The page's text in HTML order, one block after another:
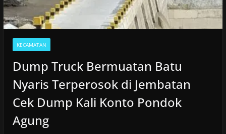
KECAMATAN
Dump Truck Bermuatan Batu
Nyaris Terperosok di Jembatan
Cek Dump Kali Konto Pondok
Agung